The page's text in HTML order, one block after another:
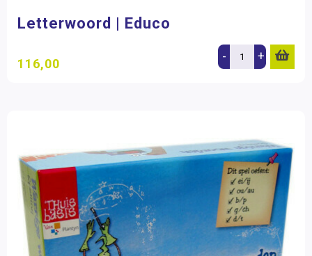
Letterwoord | Educo
116,00 - +